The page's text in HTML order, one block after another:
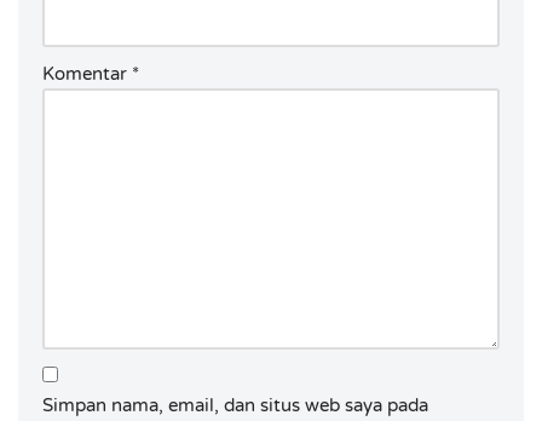
Komentar *
Simpan nama, email, dan situs web saya pada